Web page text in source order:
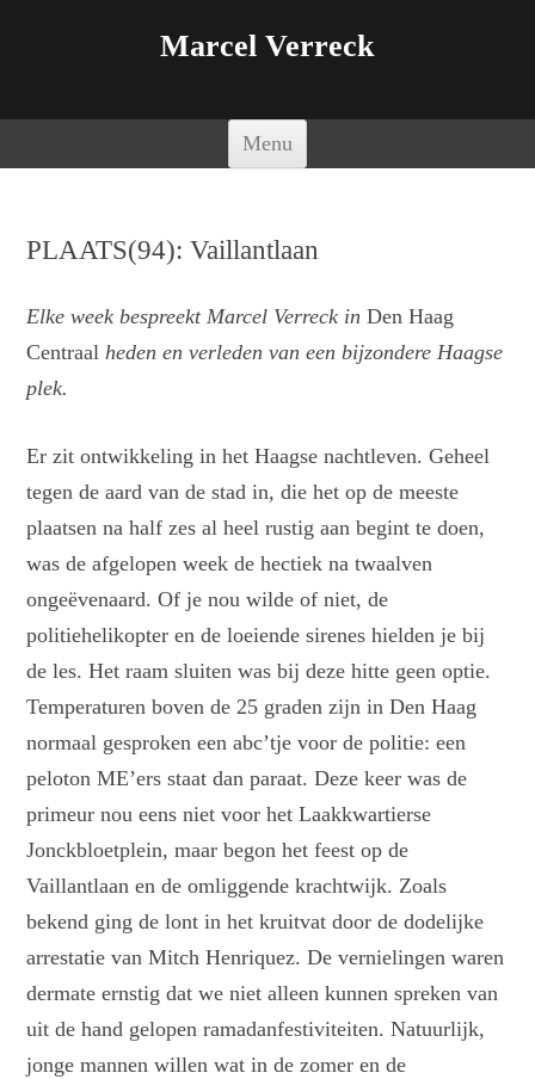
Marcel Verreck
Menu
PLAATS(94): Vaillantlaan
Elke week bespreekt Marcel Verreck in Den Haag
Centraal heden en verleden van een bijzondere Haagse
plek.
Er zit ontwikkeling in het Haagse nachtleven. Geheel
tegen de aard van de stad in, die het op de meeste
plaatsen na half zes al heel rustig aan begint te doen,
was de afgelopen week de hectiek na twaalven
ongeëvenaard. Of je nou wilde of niet, de
politiehelikopter en de loeiende sirenes hielden je bij
de les. Het raam sluiten was bij deze hitte geen optie.
Temperaturen boven de 25 graden zijn in Den Haag
normaal gesproken een abc’tje voor de politie: een
peloton ME’ers staat dan paraat. Deze keer was de
primeur nou eens niet voor het Laakkwartierse
Jonckbloetplein, maar begon het feest op de
Vaillantlaan en de omliggende krachtwijk. Zoals
bekend ging de lont in het kruitvat door de dodelijke
arrestatie van Mitch Henriquez. De vernielingen waren
dermate ernstig dat we niet alleen kunnen spreken van
uit de hand gelopen ramadanfestiviteiten. Natuurlijk,
jonge mannen willen wat in de zomer en de